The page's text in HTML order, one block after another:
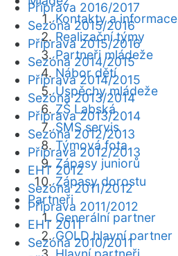
Kontakty a informace
Realizační týmy
Partneři mládeže
Nábor dětí
Úspěchy mládeže
ZŠ Labská
SMS servis
Týmová fota
Zápasy juniorů
Zápasy dorostu
Partneři
Generální partner
GOLD hlavní partner
Příprava 2016/2017
Sezóna 2015/2016
Příprava 2015/2016
Sezóna 2014/2015
Příprava 2014/2015
Sezóna 2013/2014
Příprava 2013/2014
Sezóna 2012/2013
Příprava 2012/2013
EHT 2012
Sezóna 2011/2012
Příprava 2011/2012
EHT 2011
Sezóna 2010/2011